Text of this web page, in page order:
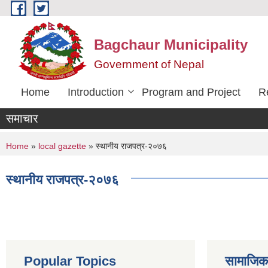
Skip to main content
Bagchaur Municipality
Government of Nepal
Home Introduction Program and Project
समाचार
You are here
Home » local gazette » स्थानीय राजपत्र-२०७६
स्थानीय राजपत्र-२०७६
Popular Topics सामाजिक